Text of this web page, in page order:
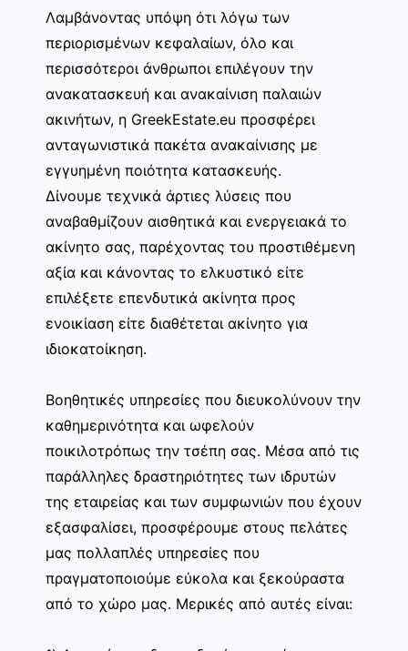
Λαμβάνοντας υπόψη ότι λόγω των
περιορισμένων κεφαλαίων, όλο και
περισσότεροι άνθρωποι επιλέγουν την
ανακατασκευή και ανακαίνιση παλαιών
ακινήτων, η GreekEstate.eu προσφέρει
ανταγωνιστικά πακέτα ανακαίνισης με
εγγυημένη ποιότητα κατασκευής.
Δίνουμε τεχνικά άρτιες λύσεις που
αναβαθμίζουν αισθητικά και ενεργειακά το
ακίνητο σας, παρέχοντας του προστιθέμενη
αξία και κάνοντας το ελκυστικό είτε
επιλέξετε επενδυτικά ακίνητα προς
ενοικίαση είτε διαθέτεται ακίνητο για
ιδιοκατοίκηση.
Βοηθητικές υπηρεσίες που διευκολύνουν την
καθημερινότητα και ωφελούν
ποικιλοτρόπως την τσέπη σας. Μέσα από τις
παράλληλες δραστηριότητες των ιδρυτών
της εταιρείας και των συμφωνιών που έχουν
εξασφαλίσει, προσφέρουμε στους πελάτες
μας πολλαπλές υπηρεσίες που
πραγματοποιούμε εύκολα και ξεκούραστα
από το χώρο μας. Μερικές από αυτές είναι: